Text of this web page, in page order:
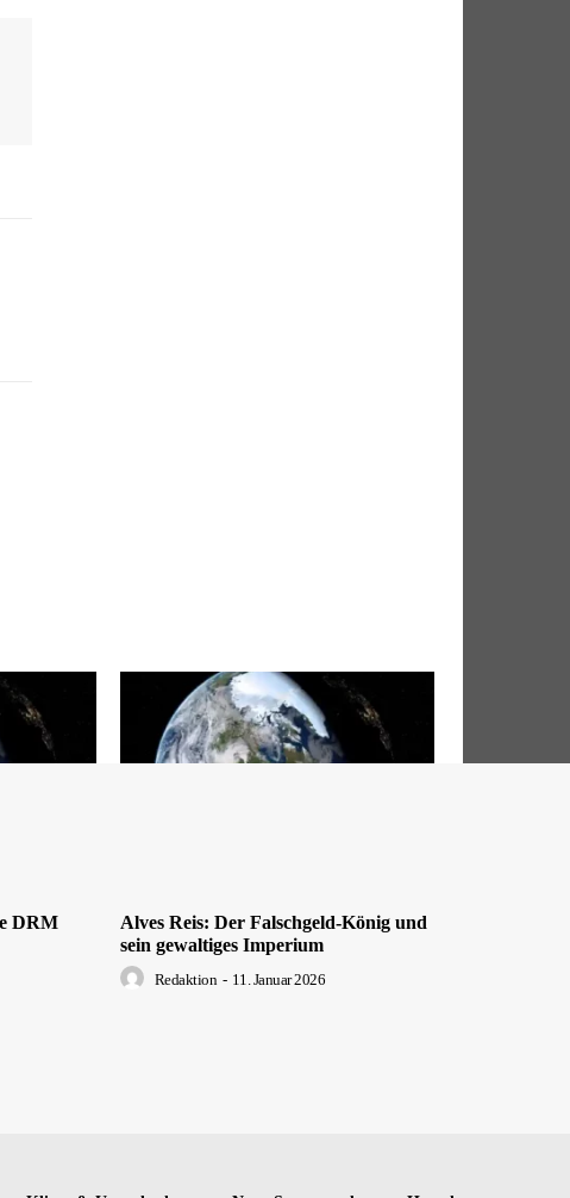
DRM
Alves Reis: Der Falschgeld-König und
sein gewaltiges Imperium
Redaktion - 11. Januar 2026